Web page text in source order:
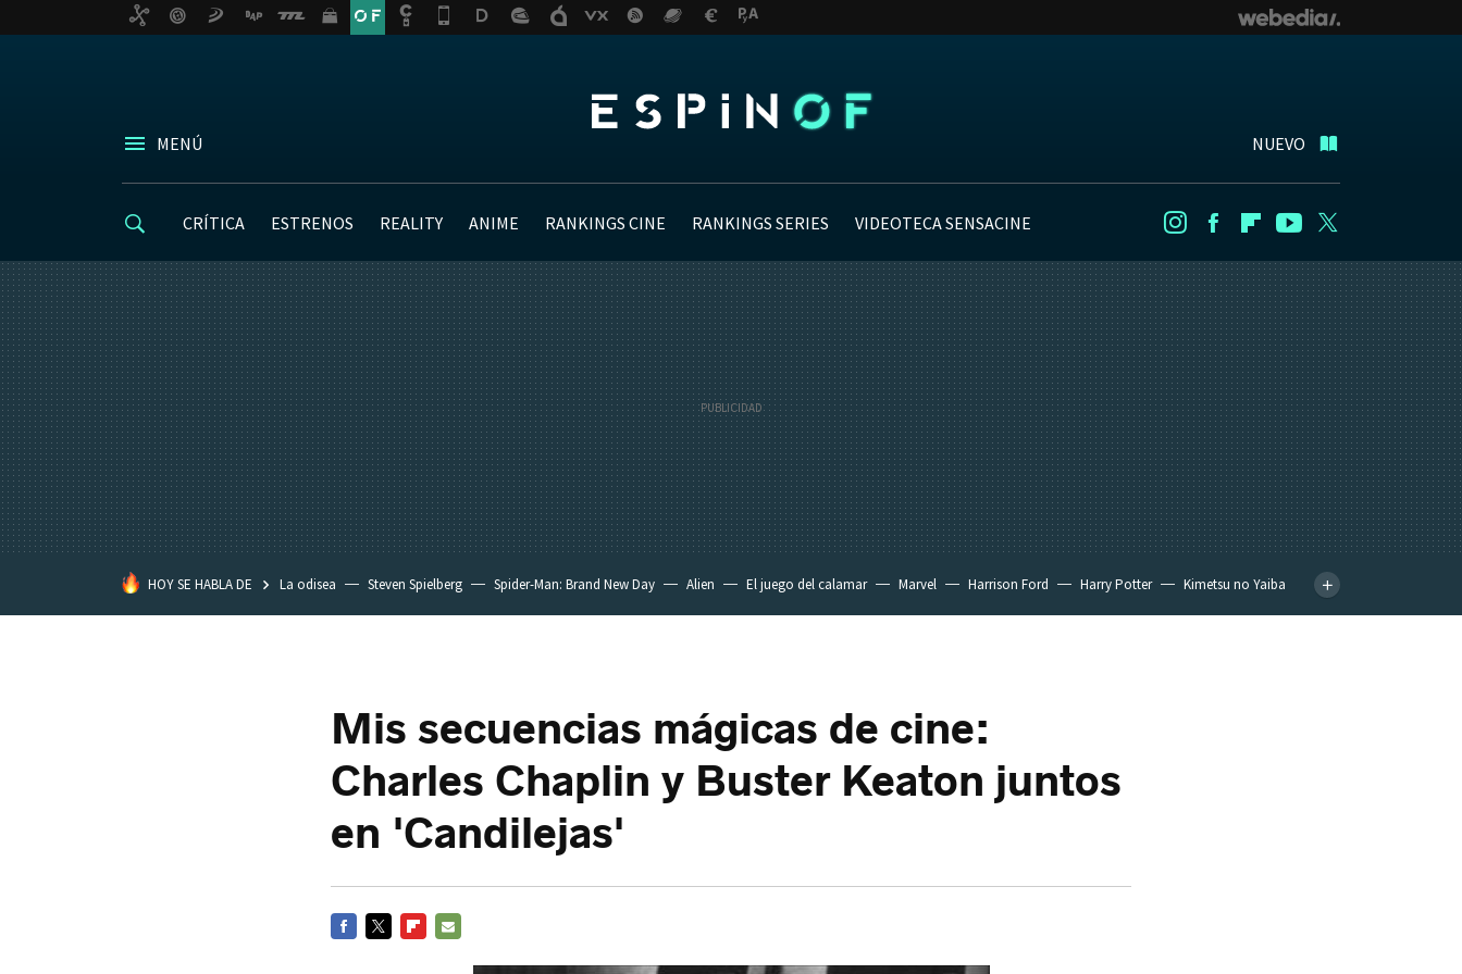
MENÚ NUEVO
CRÍTICA ESTRENOS REALITY ANIME RANKINGS CINE RANKINGS SERIES VIDEOTECA SENSACINE InstagramFacebookFlipboard
Youtube
HOY SE HABLA DE La odisea Steven Spielberg Spider-Man: Brand New Day Alien El juego del calamar Marvel Harrison Ford Harry Potter
Kimetsu no Yaiba
Mis secuencias mágicas de cine:
Charles Chaplin y Buster Keaton juntos
en 'Candilejas'